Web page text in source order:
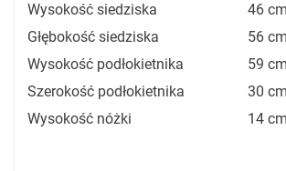
Wysokość siedziska
46 cm
Głębokość siedziska
56 cm
Wysokość podłokietnika
59 cm
Szerokość podłokietnika
30 cm
Wysokość nóżki
14 cm